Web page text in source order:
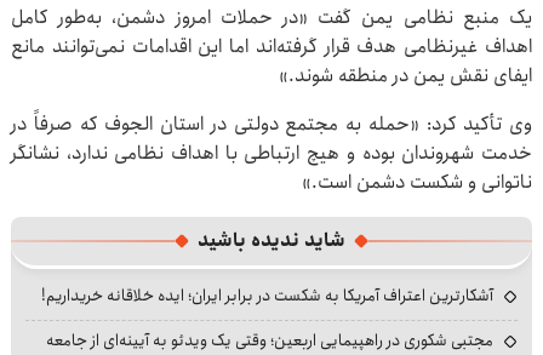
یک منبع نظامی یمن گفت «در حملات امروز دشمن، به‌طور کامل
اهداف غیرنظامی هدف قرار گرفته‌اند اما این اقدامات نمی‌توانند مانع
ایفای نقش یمن در منطقه شوند.»
وی تأکید کرد: «حمله به مجتمع دولتی در استان الجوف که صرفاً در
خدمت شهروندان بوده و هیچ ارتباطی با اهداف نظامی ندارد، نشانگر
ناتوانی و شکست دشمن است.»
شاید ندیده باشید
آشکارترین اعتراف آمریکا به شکست در برابر ایران؛ ایده خلاقانه خریداریم!
مجتبی شکوری در راهپیمایی اربعین؛ وقتی یک ویدئو به آیینه‌ای از جامعه